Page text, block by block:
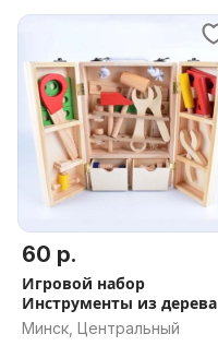
60 р.
Игровой набор
Инструменты из дерева
Минск, Центральный